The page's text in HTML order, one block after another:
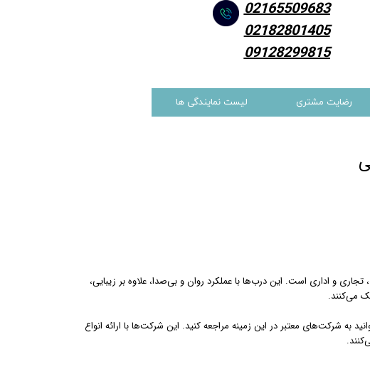
رضایت مشتری لیست نمایندگی ها
02165509683
02182801405
09128299815
و اداری است. این درب‌ها با عملکرد روان و بی‌صدا، علاوه بر زیبایی،
می‌کنند.
به شرکت‌های معتبر در این زمینه مراجعه کنید. این شرکت‌ها با ارائه انواع